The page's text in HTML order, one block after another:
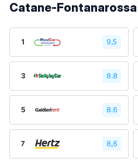
Catane-Fontanarossa
1 9,5
3 8.8
5 8.6
7 8,6